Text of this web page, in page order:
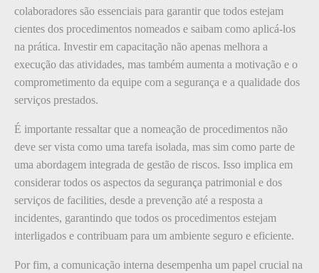
colaboradores são essenciais para garantir que todos estejam
cientes dos procedimentos nomeados e saibam como aplicá-los
na prática. Investir em capacitação não apenas melhora a
execução das atividades, mas também aumenta a motivação e o
comprometimento da equipe com a segurança e a qualidade dos
serviços prestados.
É importante ressaltar que a nomeação de procedimentos não
deve ser vista como uma tarefa isolada, mas sim como parte de
uma abordagem integrada de gestão de riscos. Isso implica em
considerar todos os aspectos da segurança patrimonial e dos
serviços de facilities, desde a prevenção até a resposta a
incidentes, garantindo que todos os procedimentos estejam
interligados e contribuam para um ambiente seguro e eficiente.
Por fim, a comunicação interna desempenha um papel crucial na